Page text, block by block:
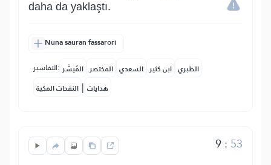
daha da yaklaştı.
Nuna sauran fassarori
التفاسير: المُيسَّر المختصر السعدي ابن كثير الطبري
النفحات المكية | هدايات
9: 53